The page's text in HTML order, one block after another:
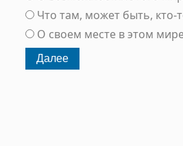
Что там, может быть, кто-
О своем месте в этом